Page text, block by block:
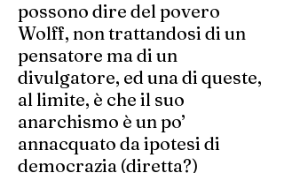
possono dire del povero
Wolff, non trattandosi di un
pensatore ma di un
divulgatore, ed una di queste,
al limite, è che il suo
anarchismo è un po’
annacquato da ipotesi di
democrazia (diretta?)